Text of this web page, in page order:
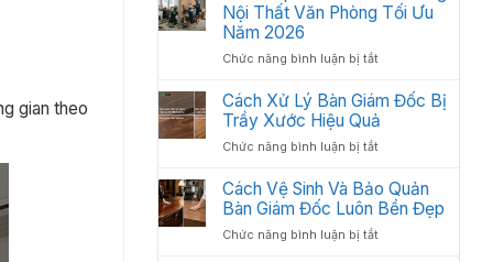
gian theo
Văn
Phòng
Những
Các
Hạng
Quan
Cần
Có
Nội Thất Văn Phòng Tối Ưu
Năm 2026
Chức năng bình luận bị tắtở
Pháp
Kế
Công
Nội
Cách Xử Lý Bàn Giám Đốc Bị
Trầy Xước Hiệu Quả
Chức năng bình luận bị tắtở
Xử
Lý
Bàn
Giám
Cách Vệ Sinh Và Bảo Quản
Bàn Giám Đốc Luôn Bền Đẹp
Chức năng bình luận bị tắtở